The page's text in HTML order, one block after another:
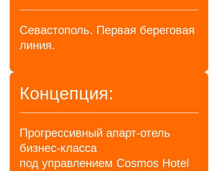
Севастополь. Первая береговая
линия.
Концепция:
Прогрессивный апарт-отель
бизнес-класса
под управлением Cosmos Hotel